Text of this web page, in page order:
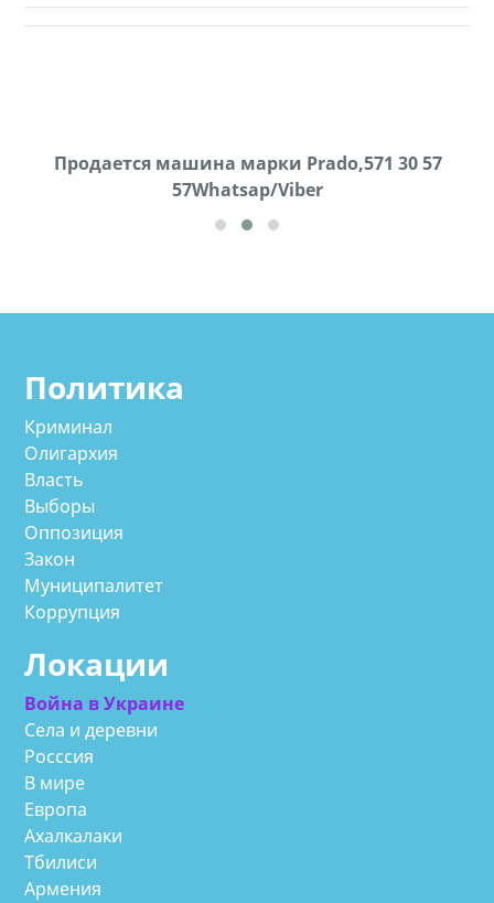
Продается машина марки Prado,571 30 57
57Whatsap/Viber
Продаются грабли под лощадь ,+995 551 08 62
72
Политика
Криминал
Олигархия
Власть
Выборы
Оппозиция
Закон
Муниципалитет
Коррупция
Локации
Война в Украине
Села и деревни
Росссия
В мире
Европа
Ахалкалаки
Тбилиси
Армения